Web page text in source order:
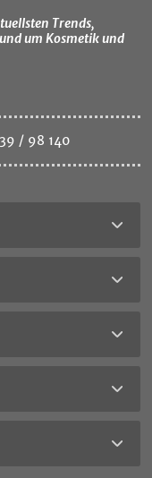
Trends,
um Kosmetik und
/ 98 140